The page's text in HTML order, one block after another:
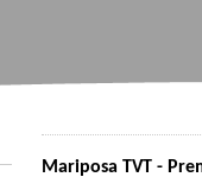
Mariposa TVT -